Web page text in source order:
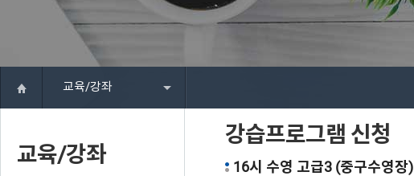
교육/강좌
교육/강좌
강습프로그램 신청
16시 수영 고급3 (중구수영장)